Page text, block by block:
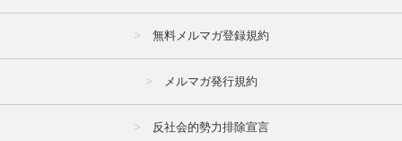
無料メルマガ登録規約
メルマガ発行規約
反社会的勢力排除宣言